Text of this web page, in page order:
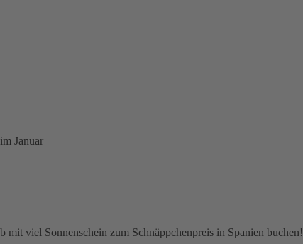
Januar
mit viel Sonnenschein zum Schnäppchenpreis in Spanien buchen!